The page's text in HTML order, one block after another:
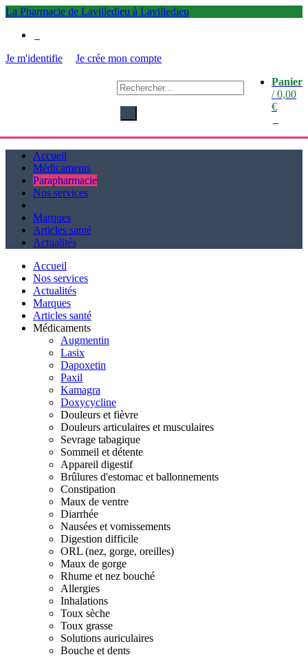
La Pharmacie de Lavilledieu à Lavilledieu
Je m'identifie
Je crée mon compte
Panier
/0,00
€
Accueil
Médicaments
Parapharmacie
Nos services
Marques
Articles santé
Actualités
Accueil
Nos services
Actualités
Marques
Articles santé
Médicaments
Augmentin
Lasix
Dapoxetin
Paxil
Kamagra
Doxycycline
Douleurs et fièvre
Douleurs articulaires et musculaires
Sevrage tabagique
Sommeil et détente
Appareil digestif
Brûlures d'estomac et ballonnements
Constipation
Maux de ventre
Diarrhée
Nausées et vomissements
Digestion difficile
ORL (nez, gorge, oreilles)
Maux de gorge
Rhume et nez bouché
Allergies
Inhalations
Toux sèche
Toux grasse
Solutions auriculaires
Bouche et dents